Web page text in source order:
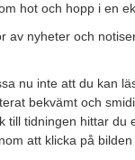
hot och hopp i en
av nyheter och
nu inte att du kan
bekvämt och
till tidningen hittar du
att klicka på